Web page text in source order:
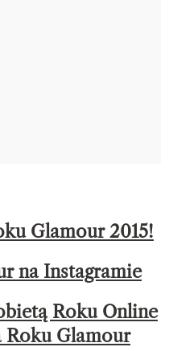
Glamour 2015!
na Instagramie
Roku Online
Roku Glamour